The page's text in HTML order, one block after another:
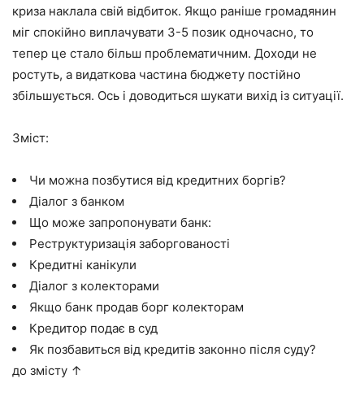
криза наклала свій відбиток. Якщо раніше громадянин
міг спокійно виплачувати 3-5 позик одночасно, то
тепер це стало більш проблематичним. Доходи не
ростуть, а видаткова частина бюджету постійно
збільшується. Ось і доводиться шукати вихід із ситуації.
Зміст:
Чи можна позбутися від кредитних боргів?
Діалог з банком
Що може запропонувати банк:
Реструктуризація заборгованості
Кредитні канікули
Діалог з колекторами
Якщо банк продав борг колекторам
Кредитор подає в суд
Як позбавиться від кредитів законно після суду?
до змісту ↑